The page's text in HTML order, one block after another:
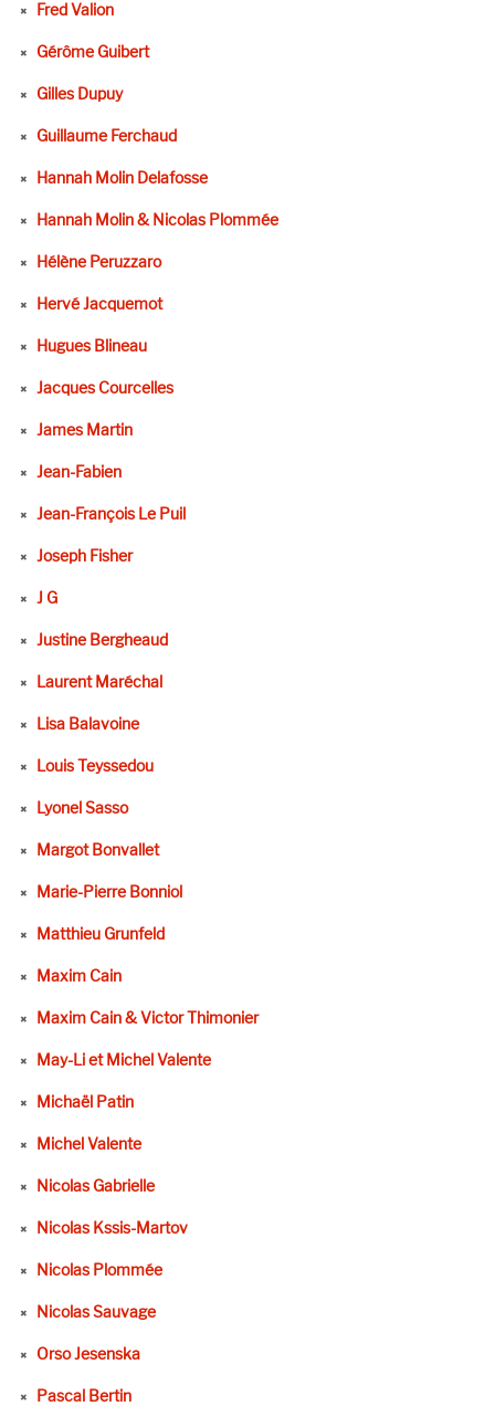
Fred Valion
Gérôme Guibert
Gilles Dupuy
Guillaume Ferchaud
Hannah Molin Delafosse
Hannah Molin & Nicolas Plommée
Hélène Peruzzaro
Hervé Jacquemot
Hugues Blineau
Jacques Courcelles
James Martin
Jean-Fabien
Jean-François Le Puil
Joseph Fisher
J G
Justine Bergheaud
Laurent Maréchal
Lisa Balavoine
Louis Teyssedou
Lyonel Sasso
Margot Bonvallet
Marie-Pierre Bonniol
Matthieu Grunfeld
Maxim Cain
Maxim Cain & Victor Thimonier
May-Li et Michel Valente
Michaël Patin
Michel Valente
Nicolas Gabrielle
Nicolas Kssis-Martov
Nicolas Plommée
Nicolas Sauvage
Orso Jesenska
Pascal Bertin